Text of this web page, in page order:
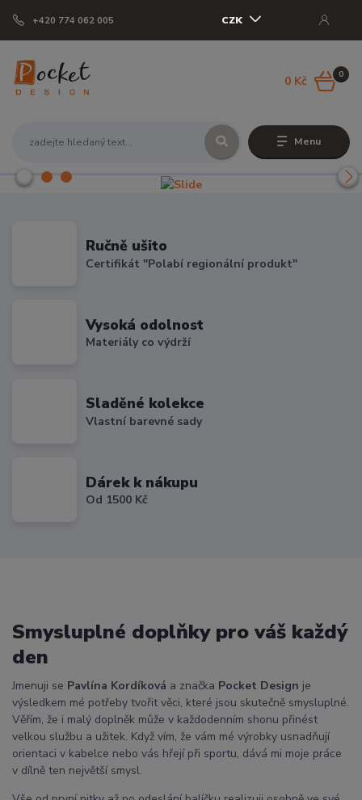
Menu
+420 774 062 005 CZK
0
0 Kč
Ručně ušito
Certifikát "Polabí regionální produkt"
Vysoká odolnost
Materiály co výdrží
Sladěné kolekce
Vlastní barevné sady
Dárek k nákupu
Od 1500 Kč
Smysluplné doplňky pro váš každý
den
Jmenuji se Pavlína Kordíková a značka Pocket Design je
výsledkem mé potřeby tvořit věci, které jsou skutečně smysluplné.
Věřím, že i malý doplněk může v každodenním shonu přinést
velkou službu a užitek. Když vím, že vám mé výrobky usnadňují
orientaci v kabelce nebo vás hřejí při sportu, dává mi moje práce
v dílně ten největší smysl.